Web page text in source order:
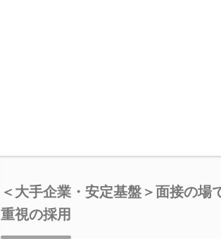
＜大手企業・安定基盤＞面接の
重視の採用